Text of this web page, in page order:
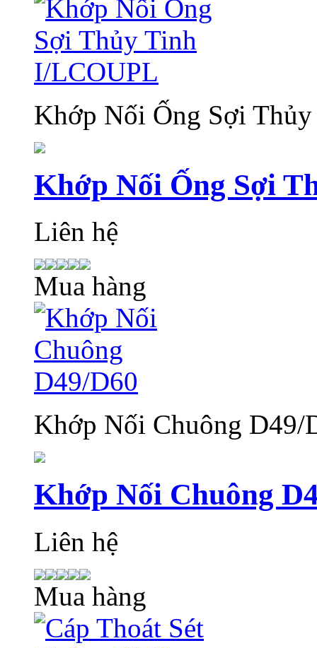
Khớp Nối Ống Sợi
Khớp Nối Ống Sợi
Liên hệ
Mua hàng
Khớp Nối Chuông D49/
Khớp Nối Chuông
Liên hệ
Mua hàng